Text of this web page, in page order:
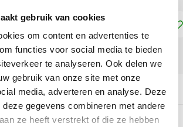
gebruik van cookies
om content en advertenties te
functies voor social media te bieden
te analyseren. Ook delen we
gebruik van onze site met onze
media, adverteren en analyse. Deze
deze gegevens combineren met andere
ze heeft verstrekt of die ze hebben
Toevoegen aan winkelwagen